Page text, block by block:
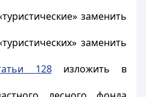
заменить
заменить
128изложить в